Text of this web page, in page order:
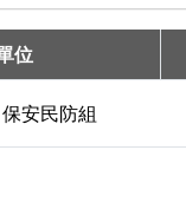
位
安民防組